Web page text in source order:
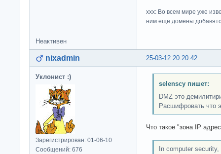
xxx: Во всем мире уже
ним еще домены
Неактивен
25-03-12 20:20:42
nixadmin
Уклонист :)
Зарегистрирован: 01-06-10
Сообщений: 676
selenscy пишет:
DMZ это
Расшифровать что
Что такое "зона IP
In computer